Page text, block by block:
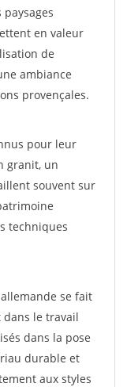
en valeur
de
ambiance
provençales.
pour leur
granit, un
souvent sur
techniques
se fait
dans le travail
dans la pose
durable et
aux styles